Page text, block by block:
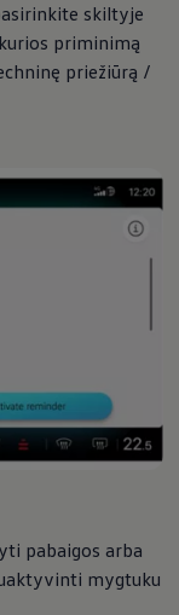
skiltyje
priminimą
priežiūrą /
pabaigos arba
mygtuku